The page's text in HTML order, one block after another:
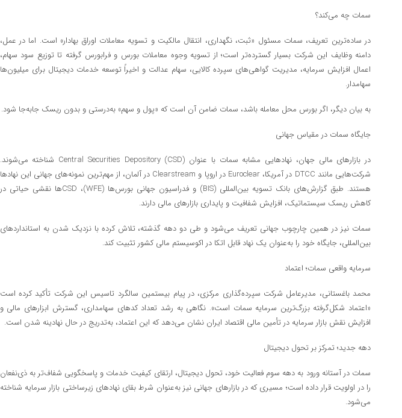
سمات چه می‌کند؟
در ساده‌ترین تعریف، سمات مسئول «ثبت، نگهداری، انتقال مالکیت و تسویه معاملات اوراق بهادار» است. اما در عمل،
دامنه وظایف این شرکت بسیار گسترده‌تر است؛ از تسویه وجوه معاملات بورس و فرابورس گرفته تا توزیع سود سهام،
اعمال افزایش سرمایه، مدیریت گواهی‌های سپرده کالایی، سهام عدالت و اخیراً توسعه خدمات دیجیتال برای میلیون‌ها
سهامدار.
به بیان دیگر، اگر بورس محل معامله باشد، سمات ضامن آن است که «پول و سهم» به‌درستی و بدون ریسک جابه‌جا شود.
جایگاه سمات در مقیاس جهانی
در بازارهای مالی جهان، نهادهایی مشابه سمات با عنوان Central Securities Depository (CSD) شناخته می‌شوند.
شرکت‌هایی مانند DTCC در آمریکا، Euroclear در اروپا و Clearstream در آلمان، از مهم‌ترین نمونه‌های جهانی این نهادها
هستند. طبق گزارش‌های بانک تسویه بین‌المللی (BIS) و فدراسیون جهانی بورس‌ها (WFE)، CSDها نقشی حیاتی در
کاهش ریسک سیستماتیک، افزایش شفافیت و پایداری بازارهای مالی دارند.
سمات نیز در همین چارچوب جهانی تعریف می‌شود و طی دو دهه گذشته، تلاش کرده با نزدیک شدن به استانداردهای
بین‌المللی، جایگاه خود را به‌عنوان یک نهاد قابل اتکا در اکوسیستم مالی کشور تثبیت کند.
سرمایه واقعی سمات؛ اعتماد
محمد باغستانی، مدیرعامل شرکت سپرده‌گذاری مرکزی، در پیام بیستمین سالگرد تاسیس این شرکت تأکید کرده است
«اعتماد شکل‌گرفته بزرگ‌ترین سرمایه سمات است». نگاهی به رشد تعداد کدهای سهامداری، گسترش ابزارهای مالی و
افزایش نقش بازار سرمایه در تأمین مالی اقتصاد ایران نشان می‌دهد که این اعتماد، به‌تدریج در حال نهادینه شدن است.
دهه جدید؛ تمرکز بر تحول دیجیتال
سمات در آستانه ورود به دهه سوم فعالیت خود، تحول دیجیتال، ارتقای کیفیت خدمات و پاسخگویی شفاف‌تر به ذی‌نفعان
را در اولویت قرار داده است؛ مسیری که در بازارهای جهانی نیز به‌عنوان شرط بقای نهادهای زیرساختی بازار سرمایه شناخته
می‌شود.